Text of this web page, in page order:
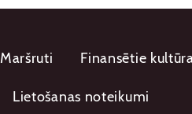
Maršruti Finansētie
Lietošanas noteikumi